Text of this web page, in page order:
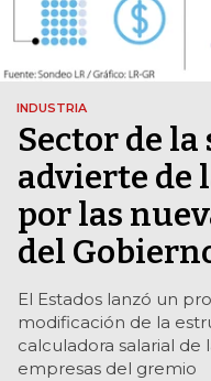
INDUSTRIA
Sector de
advierte de
por las
del
El Estados lanzó un
modificación de la
calculadora salarial de
empresas del gremio